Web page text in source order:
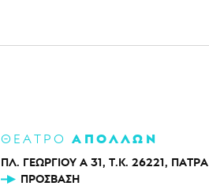
ΘΕΑΤΡΟΑΠΟΛΛΩΝ
ΠΛ. ΓΕΩΡΓΙΟΥ Α 31, Τ.Κ. 26221, ΠΑΤΡΑ
ΠΡΌΣΒΑΣΗ